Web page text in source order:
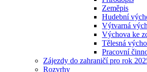
Zeměpis
Hudební
Výtvarná
Výchova ke
Tělesná
Pracovní
Zájezdy do zahraničí pro rok
Rozvrhy